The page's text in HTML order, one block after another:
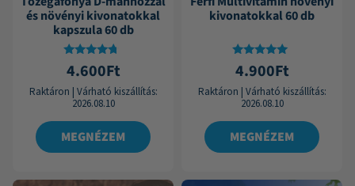
és növényi kivonatokkal
kapszula 60 db
Értékelés:
4.50
/ 5
4.600Ft
Raktáron | Várható kiszállítás:
2026.08.10
MEGNÉZEM
kivonatokkal 60 db
Értékelés:
4.86
/ 5
4.900Ft
Raktáron | Várható kiszállítás:
2026.08.10
MEGNÉZEM